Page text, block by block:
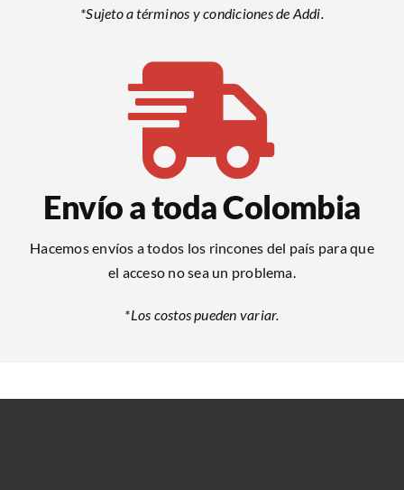
*Sujeto a términos y condiciones de Addi.
Envío a toda Colombia
Hacemos envíos a todos los rincones del país para que
el acceso no sea un problema.
*Los costos pueden variar.